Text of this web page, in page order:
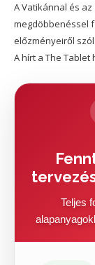
A Vatikánnal és
megdöbbenéssel
előzményeiről
A hírt a The
Teljes